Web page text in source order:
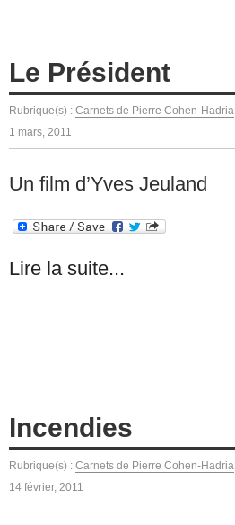
Le Président
Rubrique(s) : Carnets de Pierre Cohen-Hadria
1 mars, 2011
Un film d’Yves Jeuland
Lire la suite...
Incendies
Rubrique(s) : Carnets de Pierre Cohen-Hadria
14 février, 2011